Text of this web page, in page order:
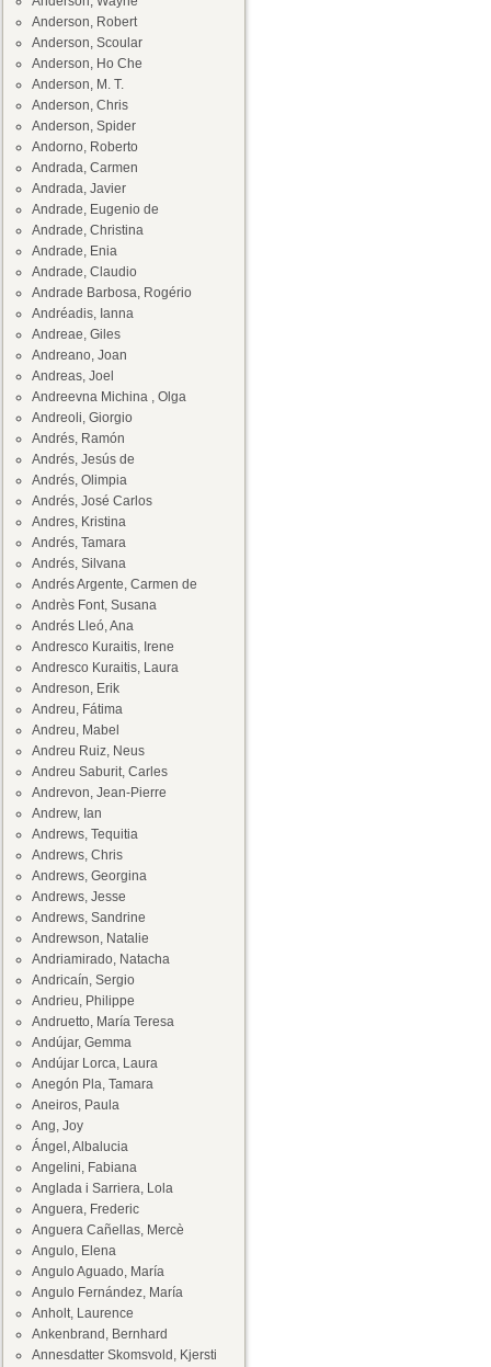
Anderson, Robert
Anderson, Scoular
Anderson, Ho Che
Anderson, M. T.
Anderson, Chris
Anderson, Spider
Andorno, Roberto
Andrada, Carmen
Andrada, Javier
Andrade, Eugenio de
Andrade, Christina
Andrade, Enia
Andrade, Claudio
Andrade Barbosa, Rogério
Andréadis, Ianna
Andreae, Giles
Andreano, Joan
Andreas, Joel
Andreevna Michina , Olga
Andreoli, Giorgio
Andrés, Ramón
Andrés, Jesús de
Andrés, Olimpia
Andrés, José Carlos
Andres, Kristina
Andrés, Tamara
Andrés, Silvana
Andrés Argente, Carmen de
Andrès Font, Susana
Andrés Lleó, Ana
Andresco Kuraitis, Irene
Andresco Kuraitis, Laura
Andreson, Erik
Andreu, Fátima
Andreu, Mabel
Andreu Ruiz, Neus
Andreu Saburit, Carles
Andrevon, Jean-Pierre
Andrew, Ian
Andrews, Tequitia
Andrews, Chris
Andrews, Georgina
Andrews, Jesse
Andrews, Sandrine
Andrewson, Natalie
Andriamirado, Natacha
Andricaín, Sergio
Andrieu, Philippe
Andruetto, María Teresa
Andújar, Gemma
Andújar Lorca, Laura
Anegón Pla, Tamara
Aneiros, Paula
Ang, Joy
Ángel, Albalucia
Angelini, Fabiana
Anglada i Sarriera, Lola
Anguera, Frederic
Anguera Cañellas, Mercè
Angulo, Elena
Angulo Aguado, María
Angulo Fernández, María
Anholt, Laurence
Ankenbrand, Bernhard
Annesdatter Skomsvold, Kjersti